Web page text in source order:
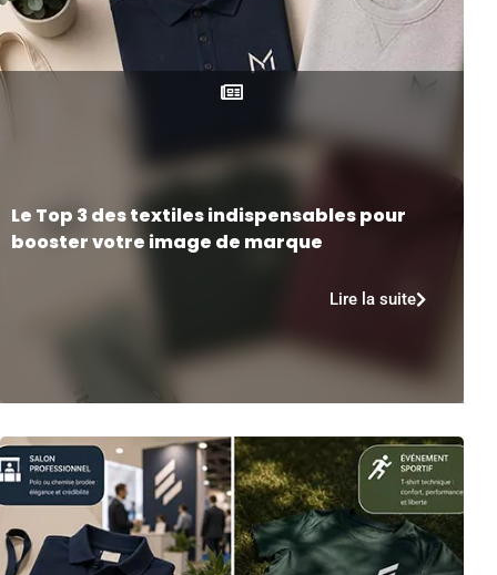
Le Top 3 des textiles indispensables pour
booster votre image de marque
Lire la suite